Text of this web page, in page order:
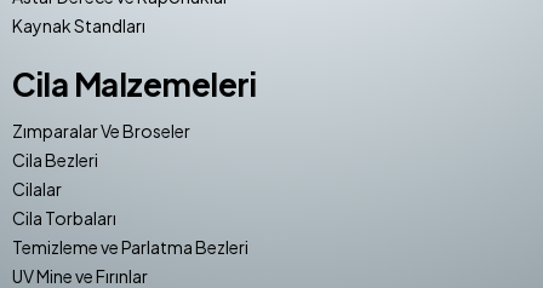
Kaynak Standları
Cila Malzemeleri
Zımparalar Ve Broseler
Cila Bezleri
Cilalar
Cila Torbaları
Temizleme ve Parlatma Bezleri
UV Mine ve Fırınlar